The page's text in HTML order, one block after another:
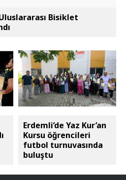
Bisiklet
Erdemli’de Yaz Kur’an
Kursu öğrencileri
futbol turnuvasında
buluştu